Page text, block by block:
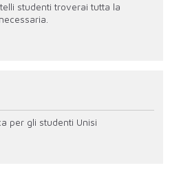
studenti troverai tutta la
per gli studenti Unisi